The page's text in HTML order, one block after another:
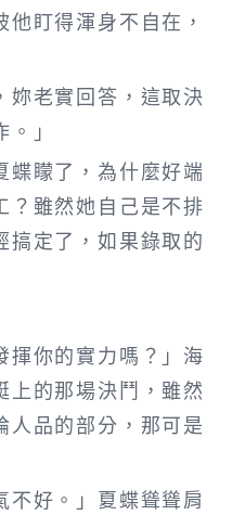
他盯得渾身不自在，
妳老實回答，這取決
」
蝶矇了，為什麼好端
？雖然她自己是不排
搞定了，如果錄取的
揮你的實力嗎？」海
上的那場決鬥，雖然
人品的部分，那可是
不好。」夏蝶聳聳肩